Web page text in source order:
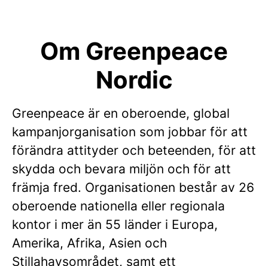
Om Greenpeace
Nordic
Greenpeace är en oberoende, global
kampanjorganisation som jobbar för att
förändra attityder och beteenden, för att
skydda och bevara miljön och för att
främja fred. Organisationen består av 26
oberoende nationella eller regionala
kontor i mer än 55 länder i Europa,
Amerika, Afrika, Asien och
Stillahavsområdet, samt ett